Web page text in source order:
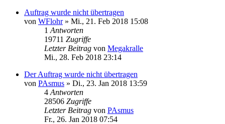
Auftrag wurde nicht übertragen
von WFlohr» Mi., 21. Feb 2018 15:08
1 Antworten
19711 Zugriffe
Letzter Beitrag von Megakralle
Mi., 28. Feb 2018 23:14
Der Auftrag wurde nicht übertragen
von PAsmus » Di., 23. Jan 2018 13:59
4 Antworten
28506 Zugriffe
Letzter Beitrag von PAsmus
Fr., 26. Jan 2018 07:54